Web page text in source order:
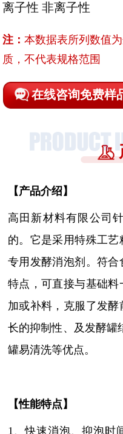
离子性非离子性
注：本数据表所列数值
质，不代表规格范围
在线咨询免费样
【产品介绍】
高田新材料有限公司
的。 它是采用特殊工艺
专用发酵消泡剂。符
特点，可直接与基础
加或补料，克服了发
长的抑制性、及发酵罐
罐易清洗等优点。
【性能特点】
1 、快速消泡、抑泡时